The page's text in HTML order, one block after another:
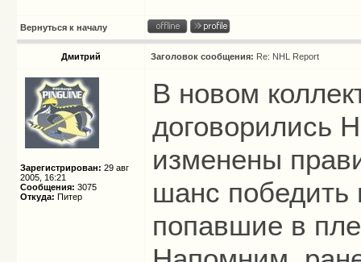
Вернуться к началу
Дмитрий Заголовок сообщения: Re: NHL Report
Зарегистрирован: 29 авг
2005, 16:21
Сообщения: 3075
Откуда: Питер
В новом
договорились
изменены
шанс победить
попавшие в